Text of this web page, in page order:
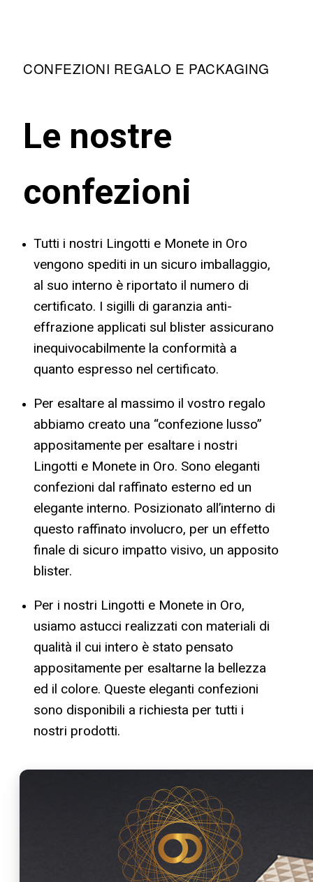
CONFEZIONI REGALO E PACKAGING
Le nostre
confezioni
Tutti i nostri Lingotti e Monete in Oro
vengono spediti in un sicuro imballaggio,
al suo interno è riportato il numero di
certificato. I sigilli di garanzia anti-
effrazione applicati sul blister assicurano
inequivocabilmente la conformità a
quanto espresso nel certificato.
Per esaltare al massimo il vostro regalo
abbiamo creato una “confezione lusso”
appositamente per esaltare i nostri
Lingotti e Monete in Oro. Sono eleganti
confezioni dal raffinato esterno ed un
elegante interno. Posizionato all’interno di
questo raffinato involucro, per un effetto
finale di sicuro impatto visivo, un apposito
blister.
Per i nostri Lingotti e Monete in Oro,
usiamo astucci realizzati con materiali di
qualità il cui intero è stato pensato
appositamente per esaltarne la bellezza
ed il colore. Queste eleganti confezioni
sono disponibili a richiesta per tutti i
nostri prodotti.